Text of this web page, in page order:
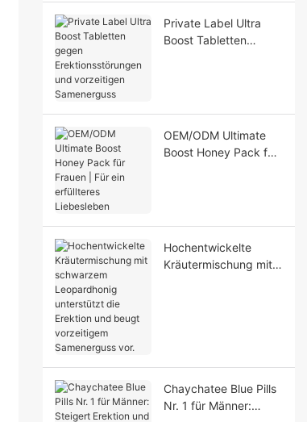
Private Label Ultra
Boost Tabletten
OEM/ODM Ultimate
Boost Honey Pack für
Hochentwickelte
Kräutermischung mit
Samenerguss vor.
Chaychatee Blue Pills
Nr. 1 für Männer: